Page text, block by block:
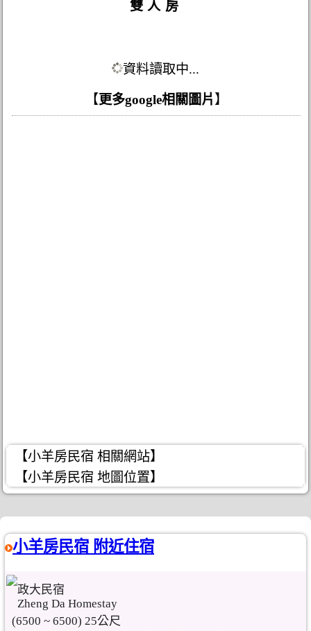
雙人房
資料讀取中...
【 更多google相關圖片 】
【小羊房民宿 相關網站】
【小羊房民宿 地圖位置】
小羊房民宿 附近住宿
政大民宿
Zheng Da Homestay
(6500 ~ 6500) 25公尺